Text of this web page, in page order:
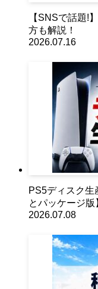
【SNSで話題!
方も解説！
2026.07.16
PS5ディスク生
とパッケージ版
2026.07.08